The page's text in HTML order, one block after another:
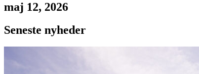
maj 12, 2026
Seneste nyheder